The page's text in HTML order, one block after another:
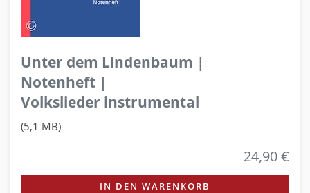
Unter dem Lindenbaum |
Notenheft |
Volkslieder instrumental
(5,1 MB)
24,90 €
IN DEN WARENKORB